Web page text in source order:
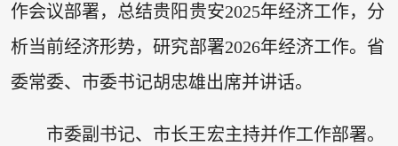
作会议部署，总结贵阳贵安2025年经济工作，分
析当前经济形势，研究部署2026年经济工作。省
委常委、市委书记胡忠雄出席并讲话。
市委副书记、市长王宏主持并作工作部署。